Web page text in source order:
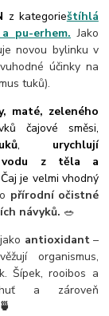
z kategorieštíhlá
pu-erhem. Jako
novou bylinku v
účinky na
tuků).
maté, zeleného
čajové směsi,
, urychlují
vodu z těla a
Čaj je velmi vhodný
přírodní očistné
návyků. 🥗
antioxidant–
organismus,
Šípek, rooibos a
a zároveň